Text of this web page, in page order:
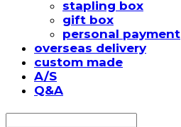
stapling box
gift box
personal payment
overseas delivery
custom made
A/S
Q&A